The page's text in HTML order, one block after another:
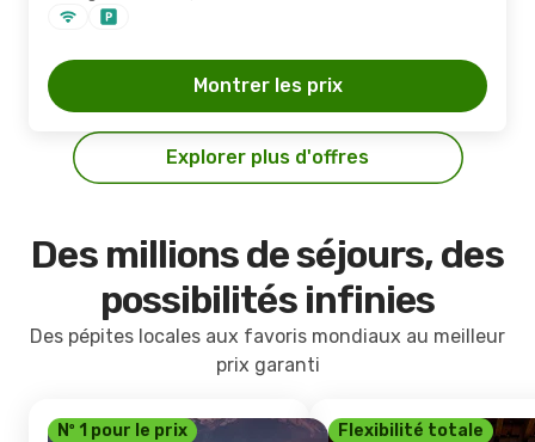
Montrer les prix
Explorer plus d'offres
Des millions de séjours, des
possibilités infinies
Des pépites locales aux favoris mondiaux au meilleur
prix garanti
Nº 1 pour le prix Flexibilité totale